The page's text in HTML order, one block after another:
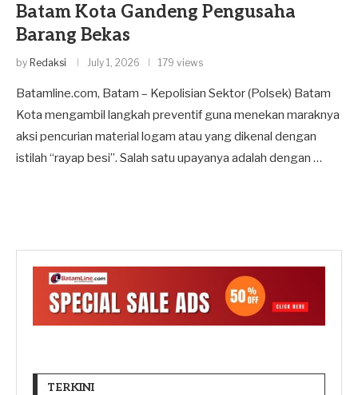
Batam Kota Gandeng Pengusaha
Barang Bekas
by Redaksi July 1, 2026 179 views
​Batamline.com, Batam – Kepolisian Sektor (Polsek) Batam
Kota mengambil langkah preventif guna menekan maraknya
aksi pencurian material logam atau yang dikenal dengan
istilah “rayap besi”. Salah satu upayanya adalah dengan …
TERKINI